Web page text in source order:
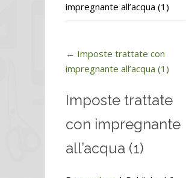
impregnante all’acqua (1)
← Imposte trattate con
impregnante all’acqua (1)
Imposte trattate
con impregnante
all’acqua (1)